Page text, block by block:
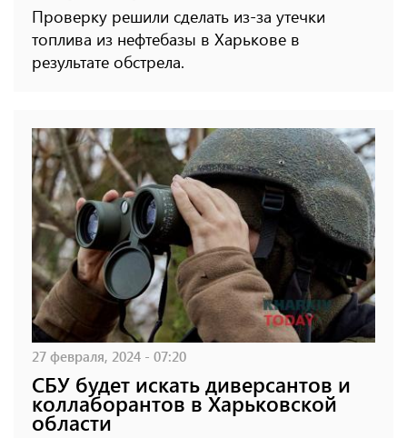
Проверку решили сделать из-за утечки
топлива из нефтебазы в Харькове в
результате обстрела.
27 февраля, 2024 - 07:20
СБУ будет искать диверсантов и
коллаборантов в Харьковской
области